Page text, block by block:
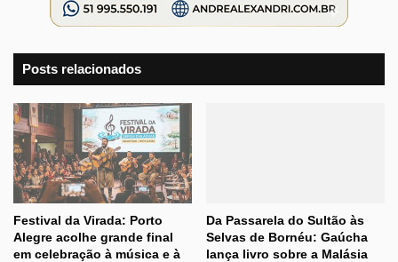
Posts relacionados
Festival da Virada: Porto
Alegre acolhe grande final
em celebração à música e à
Da Passarela do Sultão às
Selvas de Bornéu: Gaúcha
lança livro sobre a Malásia